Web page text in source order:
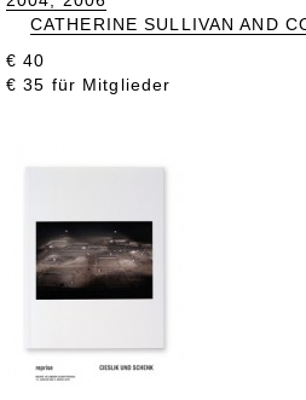
CATHERINE SULLIVAN AND
€ 40
€ 35 für Mitglieder